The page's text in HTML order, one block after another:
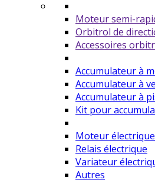
Moteur semi-
Orbitrol de
Accessoires
Accumulateur à
Accumulateur à
Accumulateur à
Kit pour
Moteur électrique
Relais électrique
Variateur
Autres